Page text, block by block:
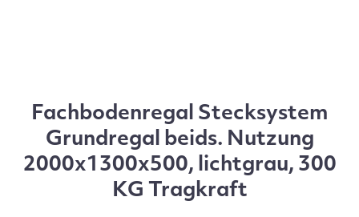
Fachbodenregal Stecksystem
Grundregal beids. Nutzung
2000x1300x500, lichtgrau, 300
KG Tragkraft